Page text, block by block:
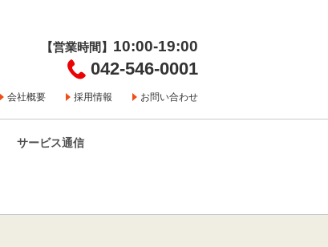
【営業時間】 10:00-19:00
042-546-0001
会社概要 採用情報 お問い合わせ
サービス通信